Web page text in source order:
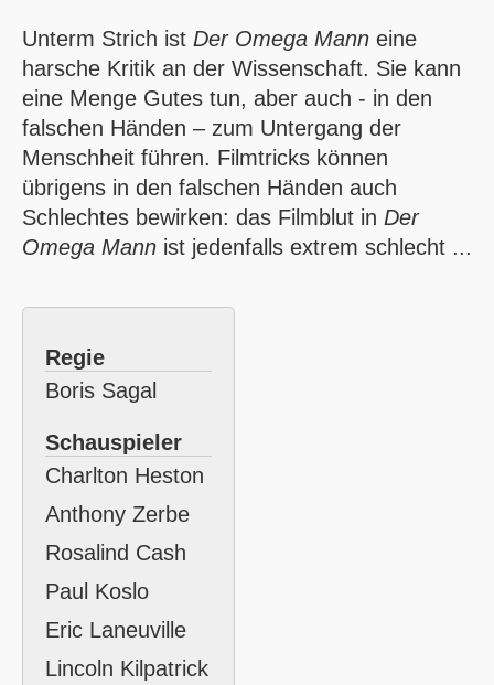
Unterm Strich ist Der Omega Mann eine
harsche Kritik an der Wissenschaft. Sie kann
eine Menge Gutes tun, aber auch - in den
falschen Händen – zum Untergang der
Menschheit führen. Filmtricks können
übrigens in den falschen Händen auch
Schlechtes bewirken: das Filmblut in Der
Omega Mann ist jedenfalls extrem schlecht ...
Regie
Boris Sagal
Schauspieler
Charlton Heston
Anthony Zerbe
Rosalind Cash
Paul Koslo
Eric Laneuville
Lincoln Kilpatrick